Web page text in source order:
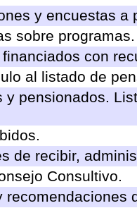
y encuestas
sobre programas.
con
al listado de
y pensionados.
de recibir,
Consultivo.
recomendaciones